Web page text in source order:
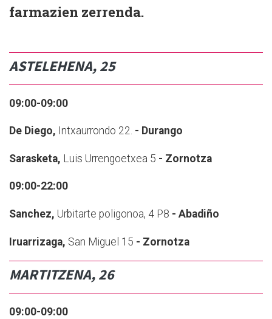
farmazien zerrenda.
ASTELEHENA, 25
09:00-09:00
De Diego, Intxaurrondo 22. - Durango
Sarasketa, Luis Urrengoetxea 5 - Zornotza
09:00-22:00
Sanchez, Urbitarte poligonoa, 4 P8 - Abadiño
Iruarrizaga, San Miguel 15 - Zornotza
MARTITZENA, 26
09:00-09:00